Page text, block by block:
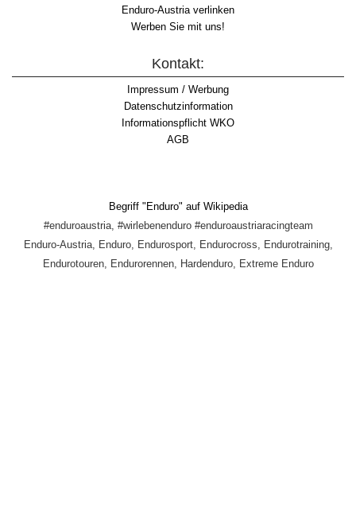
Enduro-Austria verlinken
Werben Sie mit uns!
Kontakt:
Impressum / Werbung
Datenschutzinformation
Informationspflicht WKO
AGB
Begriff "Enduro" auf Wikipedia
#enduroaustria, #wirlebenenduro #enduroaustriaracingteam
Enduro-Austria, Enduro, Endurosport, Endurocross, Endurotraining,
Endurotouren, Endurorennen, Hardenduro, Extreme Enduro